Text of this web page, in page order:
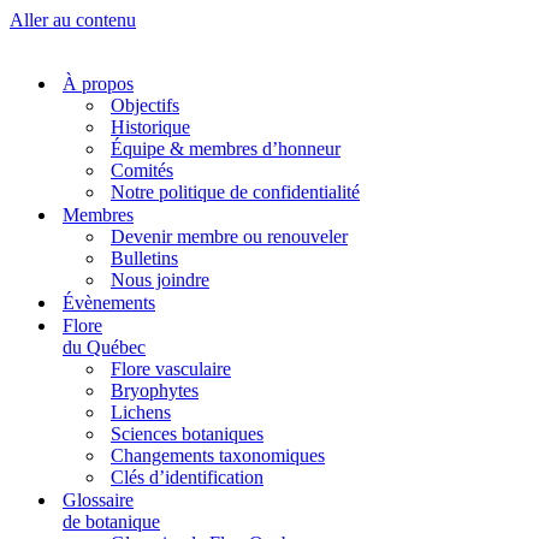
Aller au contenu
À propos
Objectifs
Historique
Équipe & membres d’honneur
Comités
Notre politique de confidentialité
Membres
Devenir membre ou renouveler
Bulletins
Nous joindre
Évènements
Flore
du Québec
Flore vasculaire
Bryophytes
Lichens
Sciences botaniques
Changements taxonomiques
Clés d’identification
Glossaire
de botanique